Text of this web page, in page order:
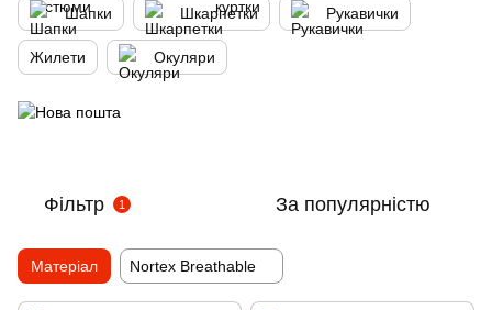
Шапки Шкарпетки Рукавички
Жилети Окуляри
Фільтр 1 За популярністю
Матеріал Nortex Breathable